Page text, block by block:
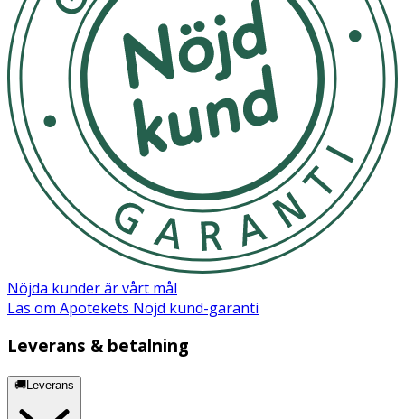
polyvinylpyrrolidon, Xylitol, Natriumhyaluronat, Symrelief
(bisabolol, ingefärarot extrakt ), Sucralose, Aromämnen,
Stevia Rebaudinia Extract, CI 19140, CI 42090.
*0,3% hyaluronsyra.
Nöjda kunder är vårt mål
Läs om Apotekets Nöjd kund-garanti
Leverans & betalning
🚚Leverans